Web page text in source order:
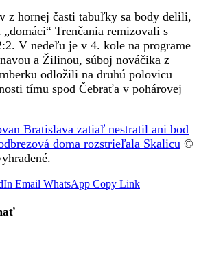
z hornej časti tabuľky sa body delili,
Trenčania remizovali s
V nedeľu je v 4. kole na programe
a Žilinou, súboj nováčika z
odložili na druhú polovicu
tímu spod Čebraťa v pohárovej
Bratislava zatiaľ nestratil ani bod
doma rozstrieľala Skalicu ©
Email WhatsApp Copy Link